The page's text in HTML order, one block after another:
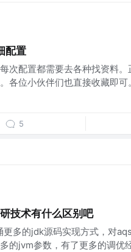
配置
次配置都需要去各种找资料。
各位小伙伴们也直接收藏即
5
技术有什么区别吧
多的jdk源码实现方式，对
的jvm参数，有了更多的调优